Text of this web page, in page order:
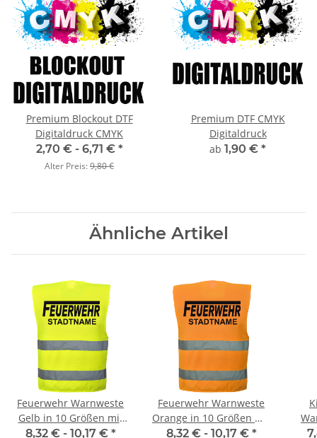
Premium Blockout DTF
Digitaldruck CMYK
2,70 € - 6,71 € *
Alter Preis:9,80 €
Premium DTF CMYK
Digitaldruck
ab 1,90 € *
Ähnliche Artikel
Feuerwehr Warnweste
Gelb in 10 Größen mit
Stadtnamen
8,32 € - 10,17 € *
Feuerwehr Warnweste
Orange in 10 Größen mit
Stadtnamen
8,32 € - 10,17 € *